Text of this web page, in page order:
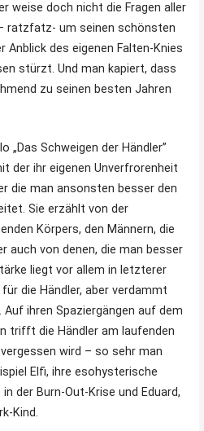
weise doch nicht die Fragen aller
ratzfatz- um seinen schönsten
Anblick des eigenen Falten-Knies
stürzt. Und man kapiert, dass
zu seinen besten Jahren
„Das Schweigen der Händler”
der ihr eigenen Unverfrorenheit
die man ansonsten besser den
Sie erzählt von der
Körpers, den Männern, die
auch von denen, die man besser
liegt vor allem in letzterer
die Händler, aber verdammt
ihren Spaziergängen auf dem
trifft die Händler am laufenden
wird – so sehr man
Elfi, ihre esohysterische
der Burn-Out-Krise und Eduard,
Kind.